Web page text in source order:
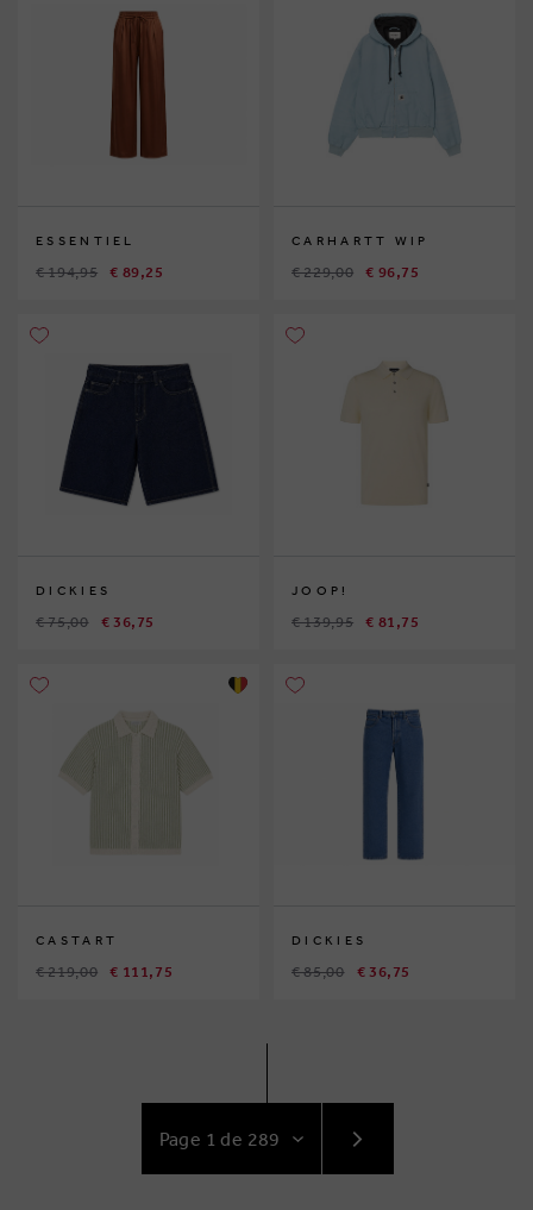
ESSENTIEL
€ 194,95 € 89,25
CARHARTT WIP
€ 229,00 € 96,75
DICKIES
€ 75,00 € 36,75
JOOP!
€ 139,95 € 81,75
CASTART
€ 219,00 € 111,75
DICKIES
€ 85,00 € 36,75
AU
SUIVANT